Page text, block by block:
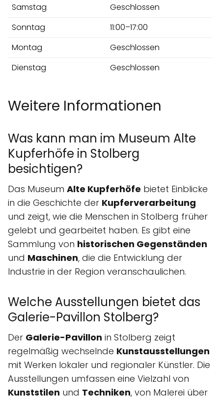
Samstag
Geschlossen
Sonntag
11:00–17:00
Montag
Geschlossen
Dienstag
Geschlossen
Weitere Informationen
Was kann man im Museum Alte
Kupferhöfe in Stolberg
besichtigen?
Das Museum Alte Kupferhöfe bietet Einblicke
in die Geschichte der Kupferverarbeitung
und zeigt, wie die Menschen in Stolberg früher
gelebt und gearbeitet haben. Es gibt eine
Sammlung von historischen Gegenständen
und Maschinen, die die Entwicklung der
Industrie in der Region veranschaulichen.
Welche Ausstellungen bietet das
Galerie-Pavillon Stolberg?
Der Galerie-Pavillon in Stolberg zeigt
regelmäßig wechselnde Kunstausstellungen
mit Werken lokaler und regionaler Künstler. Die
Ausstellungen umfassen eine Vielzahl von
Kunststilen und Techniken, von Malerei über